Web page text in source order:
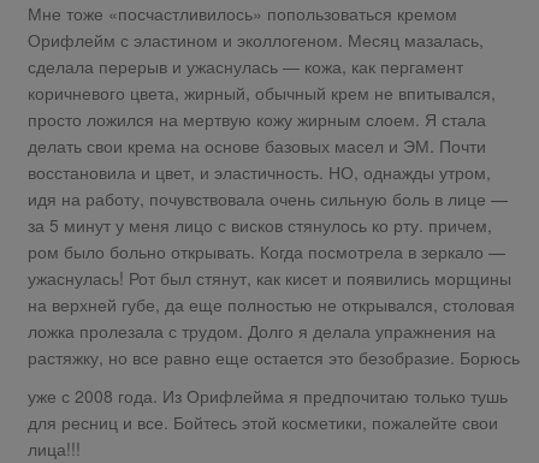
Мне тоже «посчастливилось» попользоваться кремом
Орифлейм с эластином и эколлогеном. Месяц мазалась,
сделала перерыв и ужаснулась — кожа, как пергамент
коричневого цвета, жирный, обычный крем не впитывался,
просто ложился на мертвую кожу жирным слоем. Я стала
делать свои крема на основе базовых масел и ЭМ. Почти
восстановила и цвет, и эластичность. НО, однажды утром,
идя на работу, почувствовала очень сильную боль в лице —
за 5 минут у меня лицо с висков стянулось ко рту. причем,
ром было больно открывать. Когда посмотрела в зеркало —
ужаснулась! Рот был стянут, как кисет и появились морщины
на верхней губе, да еще полностью не открывался, столовая
ложка пролезала с трудом. Долго я делала упражнения на
растяжку, но все равно еще остается это безобразие. Борюсь
уже с 2008 года. Из Орифлейма я предпочитаю только тушь
для ресниц и все. Бойтесь этой косметики, пожалейте свои
лица!!!